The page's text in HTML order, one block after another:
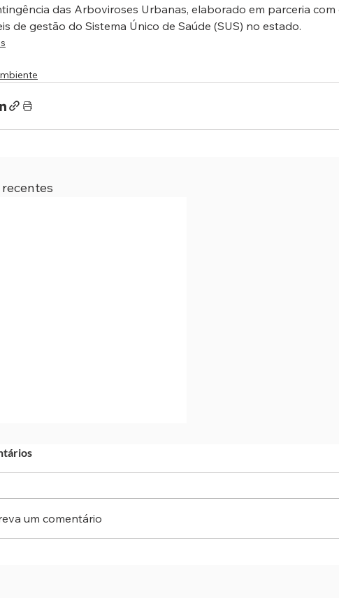
das Arboviroses Urbanas, elaborado em parceria com
de gestão do Sistema Único de Saúde (SUS) no estado.
recentes
um comentário